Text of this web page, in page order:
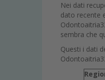
Nei dati
dato recente
sembra che
Questi i dati